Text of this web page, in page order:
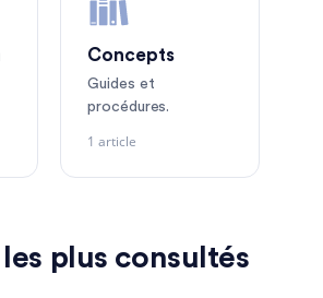
Concepts
Guides et
procédures.
1 article
plus consultés